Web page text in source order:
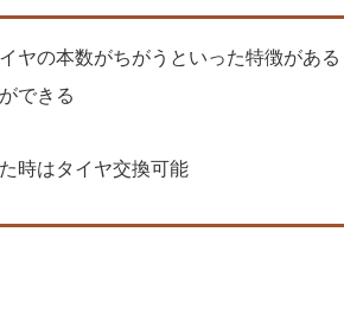
ヤの本数がちがうといった特徴がある
できる
時はタイヤ交換可能